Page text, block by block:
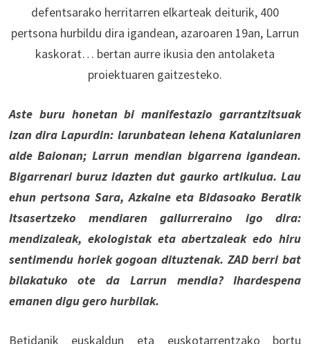
defentsarako herritarren elkarteak deiturik, 400
pertsona hurbildu dira igandean, azaroaren 19an, Larrun
kaskorat… bertan aurre ikusia den antolaketa
proiektuaren gaitzesteko.
Aste buru honetan bi manifestazio garrantzitsuak
izan dira Lapurdin: larunbatean lehena Kataluniaren
alde Baionan; Larrun mendian bigarrena igandean.
Bigarrenari buruz idazten dut gaurko artikulua. Lau
ehun pertsona Sara, Azkaine eta Bidasoako Beratik
Itsasertzeko mendiaren gailurreraino igo dira:
mendizaleak, ekologistak eta abertzaleak edo hiru
sentimendu horiek gogoan dituztenak. ZAD berri bat
bilakatuko ote da Larrun mendia? Ihardespena
emanen digu gero hurbilak.
Betidanik euskaldun eta euskotarrentzako bortu